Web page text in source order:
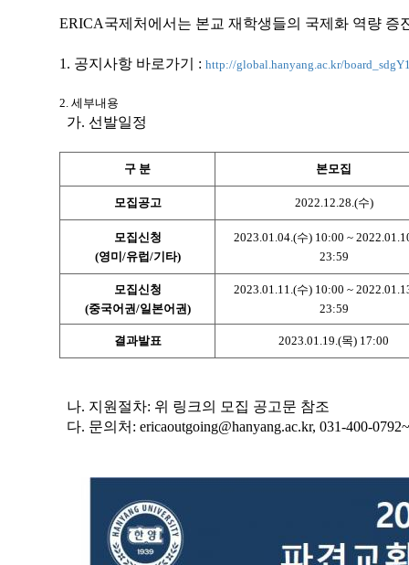
ERICA국제처에서는 본교 재학생들의 국제화 역량
1. 공지사항 바로가기 : http://global.hanyang.ac.kr/
2. 세부내용
가. 선발일정
구 분 본모집
모집공고 2022.12.28.(수)
모집신청
(영미/유럽/기타)
2023.01.04.(수) 10:00 ~
23:59
모집신청
(중국어권/일본어권)
2023.01.11.(수) 10:00 ~
23:59
결과발표 2023.01.19.(목) 17:00
나. 지원절차: 위 링크의 모집 공고문 참조
다. 문의처: ericaoutgoing@hanyang.ac.kr, 031-400-